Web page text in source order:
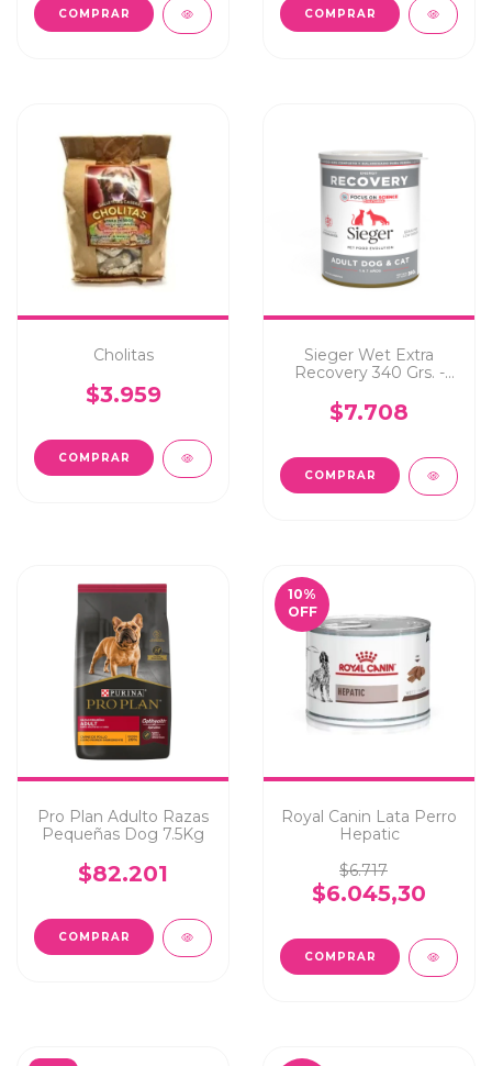
COMPRAR
Cholitas
$3.959
Sieger Wet Extra
Recovery 340 Grs. -
$7.708
Pro Plan Adulto Razas
Pequeñas Dog 7.5Kg
$82.201
10%
OFF
Royal Canin Lata Perro
Hepatic
$6.717
$6.045,30
COMPRAR